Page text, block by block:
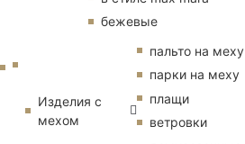
бежевые
Изделия с
мехом
пальто на меху
парки на меху
плащи
ветровки